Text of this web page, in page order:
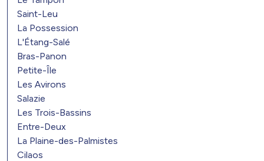
Saint-Leu
La Possession
L'Étang-Salé
Bras-Panon
Petite-Île
Les Avirons
Salazie
Les Trois-Bassins
Entre-Deux
La Plaine-des-Palmistes
Cilaos